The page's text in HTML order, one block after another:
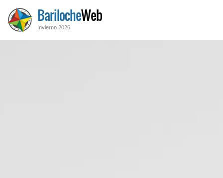
BarilocheWeb
Invierno 2026